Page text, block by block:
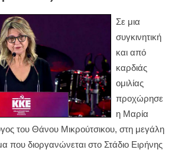
Σε μια
συγκινητική
και από
καρδιάς
ομιλίας
προχώρησε
η Μαρία
του Θάνου Μικρούτσικου, στη μεγάλη
που διοργανώνεται στο Στάδιο Ειρήνης